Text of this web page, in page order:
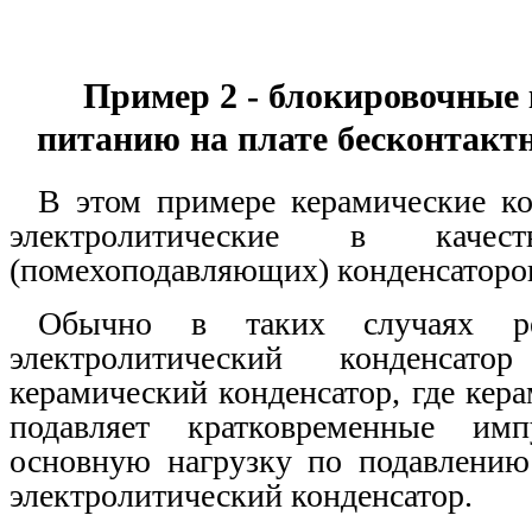
Пример 2 - блокировочные
питанию на плате
В этом примере керамические
электролитические в
(помехоподавляющих)
Обычно в таких случаях
электролитический
керамический конденсатор, где
подавляет кратковременные
основную нагрузку по
электролитический конденсатор.